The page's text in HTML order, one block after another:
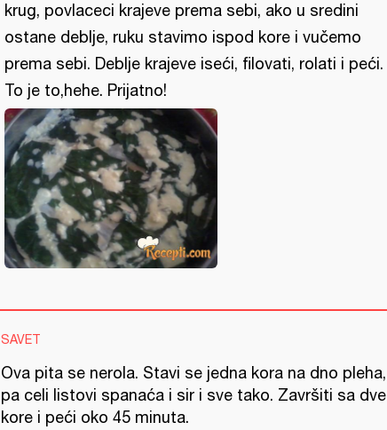
krug, povlaceci krajeve prema sebi, ako u sredini
ostane deblje, ruku stavimo ispod kore i vučemo
prema sebi. Deblje krajeve iseći, filovati, rolati i peći.
To je to,hehe. Prijatno!
SAVET
Ova pita se nerola. Stavi se jedna kora na dno pleha,
pa celi listovi spanaća i sir i sve tako. Završiti sa dve
kore i peći oko 45 minuta.